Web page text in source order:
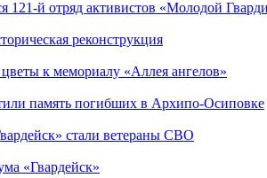
121-й отряд активистов «Молодой
реконструкция
к мемориалу «Аллея ангелов»
память погибших в Архипо-Осиповке
стали ветераны СВО
«Гвардейск»